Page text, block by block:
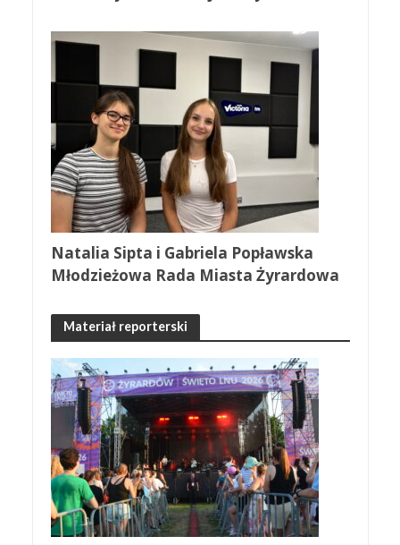
Natalia Sipta i Gabriela Popławska
Młodzieżowa Rada Miasta Żyrardowa
Materiał reporterski